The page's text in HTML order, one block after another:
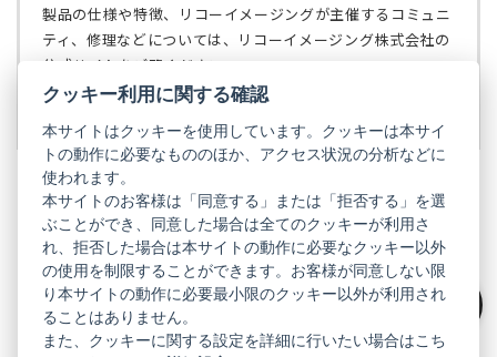
く）
ブ
で
開
製品の仕様や特徴、リコーイメージングが主催するコミュニ
ティ、修理などについては、リコーイメージング株式会社の
公式サイトをご覧ください。
リコーイメージング株式会社の公式サイト
（新
し
い
タ
ブ
で
開
く）
PENTAX
PENTAX
の
公
式
LINE（新
し
PENTAX
の
公
し
PENTAX
の
公
し
PENTAX
の
公
し
PENTAX
の
公
し
クッキー利用に関する確認
本サイトはクッキーを使用しています。クッキーは本サイ
トの動作に必要なもののほか、アクセス状況の分析などに
使われます。
本サイトのお客様は「同意する」または「拒否する」を選
ぶことができ、同意した場合は全てのクッキーが利用さ
れ、拒否した場合は本サイトの動作に必要なクッキー以外
の使用を制限することができます。お客様が同意しない限
り本サイトの動作に必要最小限のクッキー以外が利用され
ることはありません。
また、クッキーに関する設定を詳細に行いたい場合はこち